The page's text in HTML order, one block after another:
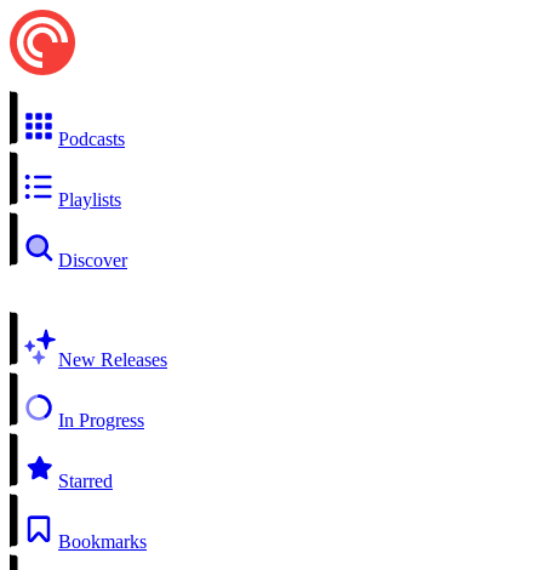
Podcasts
Playlists
Discover
New Releases
In Progress
Starred
Bookmarks